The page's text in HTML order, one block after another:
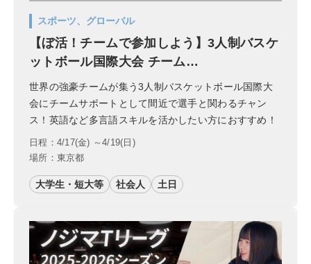
スポーツ、グローバル
【ぼ活！チームで参加しよう】3人制バスケ
ットボール国際大会 チーム…
世界の強豪チームが集う3人制バスケットボール国際大
会にチームサポートとして間近で選手と関わるチャン
ス！英語など多言語スキルを活かしたい方におすすめ！
日程：4/17(金) ～4/19(日)
場所：東京都
大学生・短大等 社会人 土日